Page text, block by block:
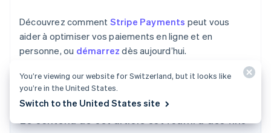
Découvrez comment Stripe Payments peut vous
aider à optimiser vos paiements en ligne et en
personne, ou démarrez dès aujourd’hui.
You’re viewing our website for Switzerland, but it looks like
you’re in the United States.
Switch to the United States site